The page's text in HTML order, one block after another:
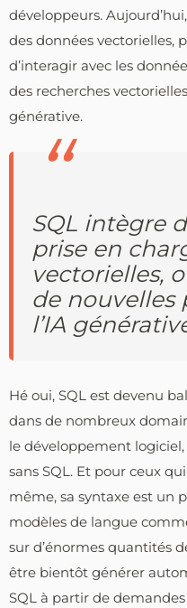
développeurs.
des données vectorielles,
d’interagir avec les
des recherches
générative.
SQL intègre
prise en
vectorielles,
de nouvelles
l’IA
Hé oui, SQL est devenu
dans de nombreux
le développement
sans SQL. Et pour ceux
même, sa syntaxe est un
modèles de langue
sur d’énormes quantités
être bientôt générer
SQL à partir de